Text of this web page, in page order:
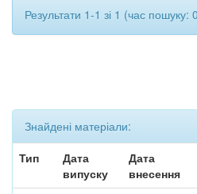
Результати 1-1 зі 1 (час пошуку:
Знайдені матеріали:
Тип
Дата
випуску
Дата
внесення